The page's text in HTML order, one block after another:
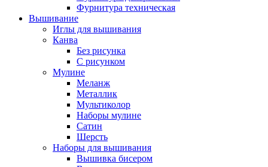
Фурнитура техническая
Вышивание
Иглы для вышивания
Канва
Без рисунка
С рисунком
Мулине
Меланж
Металлик
Мультиколор
Наборы мулине
Сатин
Шерсть
Наборы для вышивания
Вышивка бисером